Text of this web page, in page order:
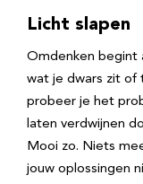
Licht slapen
Omdenken begint
wat je dwars zit of
probeer je het
laten verdwijnen
Mooi zo. Niets
jouw oplossingen